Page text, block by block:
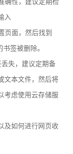
确性，建议定期检
入
页面，然后找到
签被删除。
失，建议定期备
文本文件，然后将
考虑使用云存储服
及如何进行网页收